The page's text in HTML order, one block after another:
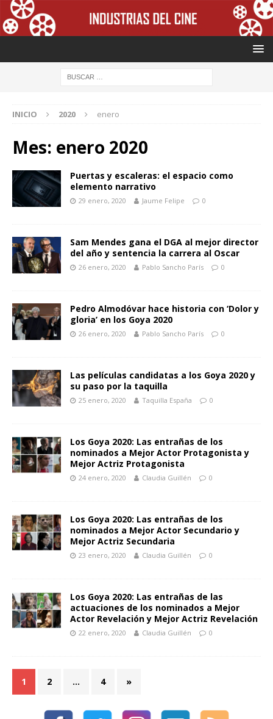
INICIO 2020 enero
Mes: enero 2020
Puertas y escaleras: el espacio como
elemento narrativo
29 enero, 2020 Jaume Felipe 0
Sam Mendes gana el DGA al mejor director
del año y sentencia la carrera al Oscar
26 enero, 2020 Pablo Sancho París 0
Pedro Almodóvar hace historia con ‘Dolor y
gloria’ en los Goya 2020
26 enero, 2020 Pablo Sancho París 0
Las películas candidatas a los Goya 2020 y
su paso por la taquilla
25 enero, 2020 Taquilla España 0
Los Goya 2020: Las entrañas de los
nominados a Mejor Actor Protagonista y
Mejor Actriz Protagonista
24 enero, 2020 Claudia Guillén 0
Los Goya 2020: Las entrañas de los
nominados a Mejor Actor Secundario y
Mejor Actriz Secundaria
23 enero, 2020 Claudia Guillén 0
Los Goya 2020: Las entrañas de las
actuaciones de los nominados a Mejor
Actor Revelación y Mejor Actriz Revelación
22 enero, 2020 Claudia Guillén 0
1 2 … 4 »